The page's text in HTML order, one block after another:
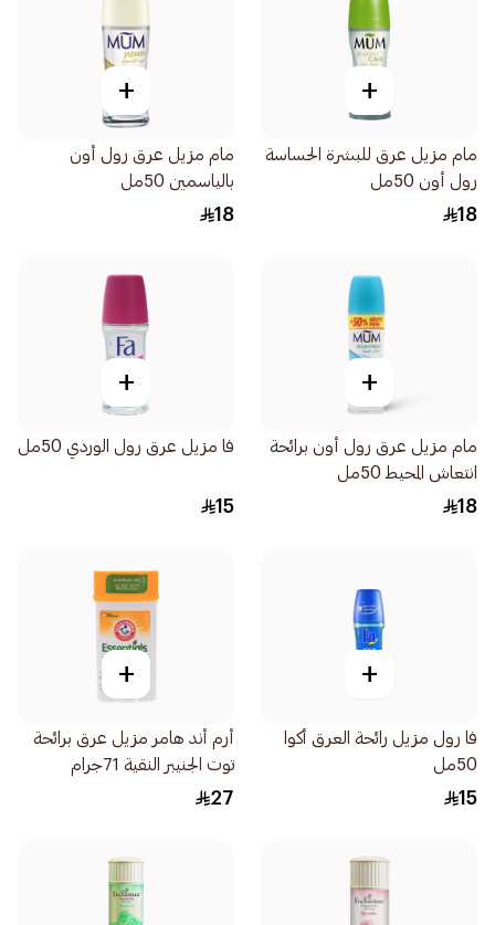
+
مام مزيل عرق للبشرة الحساسة
رول أون 50مل
18
+
مام مزيل عرق رول أون
بالياسمين 50مل
18
+
مام مزيل عرق رول أون برائحة
انتعاش المحيط 50مل
18
+
فا مزيل عرق رول الوردي 50مل
15
+
فا رول مزيل رائحة العرق أكوا
50مل
15
+
أرم أند هامر مزيل عرق برائحة
توت الجنيبر النقية 71جرام
27